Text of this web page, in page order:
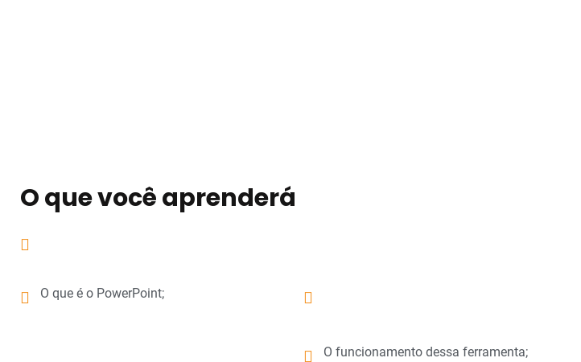
O que você aprenderá
O que é o PowerPoint;
O funcionamento dessa ferramenta;